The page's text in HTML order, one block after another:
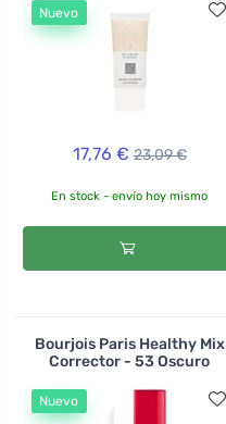
Nuevo
17,76 € 23,09 €
En stock - envío hoy mismo
Bourjois Paris Healthy Mix
Corrector - 53 Oscuro
Nuevo